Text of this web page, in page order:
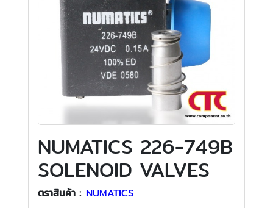
NUMATICS 226-749B
SOLENOID VALVES
ตราสินค้า : NUMATICS